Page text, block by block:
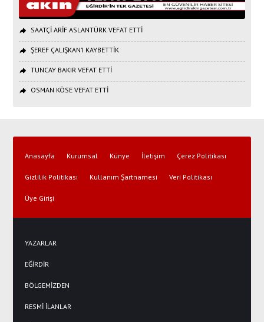
SAATÇİ ARİF ASLANTÜRK VEFAT ETTİ
ŞEREF ÇALIŞKAN’I KAYBETTİK
TUNCAY BAKIR VEFAT ETTİ
OSMAN KÖSE VEFAT ETTİ
Anasayfa Kurumsal Künye İletişim Çerez Politikası
Gizlilik Politikası Kullanım Şartnamesi Veri Politikası
Üye Girişi
YAZARLAR
EĞİRDİR
BÖLGEMİZDEN
RESMİ İLANLAR